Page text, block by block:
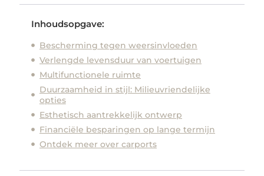
Inhoudsopgave:
Bescherming tegen weersinvloeden
Verlengde levensduur van voertuigen
Multifunctionele ruimte
Duurzaamheid in stijl: Milieuvriendelijke
opties
Esthetisch aantrekkelijk ontwerp
Financiële besparingen op lange termijn
Ontdek meer over carports